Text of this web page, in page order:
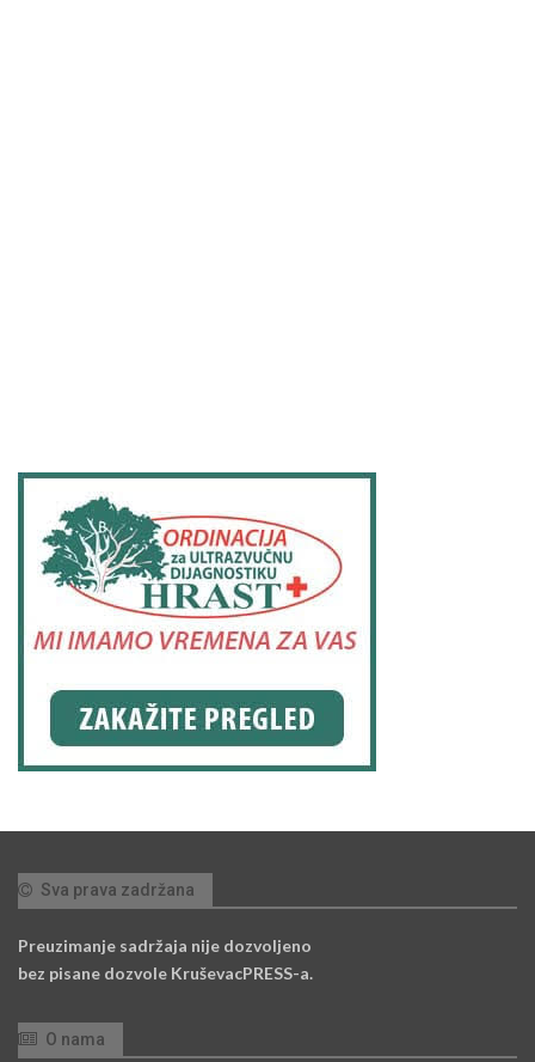
Sva prava zadržana
Preuzimanje sadržaja nije dozvoljeno
bez pisane dozvole KruševacPRESS-a.
O nama